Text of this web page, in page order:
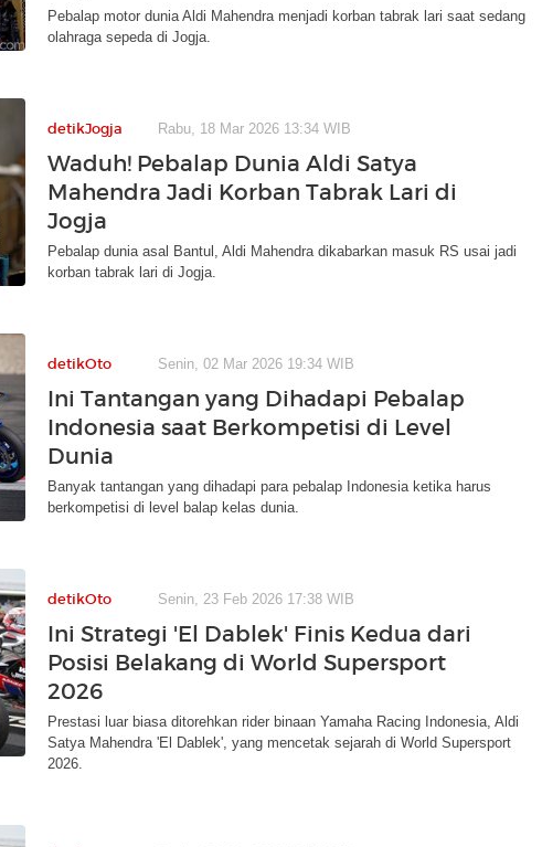
Pebalap motor dunia Aldi Mahendra menjadi korban tabrak lari saat sedang
olahraga sepeda di Jogja.
detikJogja Rabu, 18 Mar 2026 13:34 WIB
Waduh! Pebalap Dunia Aldi Satya
Mahendra Jadi Korban Tabrak Lari di
Jogja
Pebalap dunia asal Bantul, Aldi Mahendra dikabarkan masuk RS usai jadi
korban tabrak lari di Jogja.
detikOto Senin, 02 Mar 2026 19:34 WIB
Ini Tantangan yang Dihadapi Pebalap
Indonesia saat Berkompetisi di Level
Dunia
Banyak tantangan yang dihadapi para pebalap Indonesia ketika harus
berkompetisi di level balap kelas dunia.
detikOto Senin, 23 Feb 2026 17:38 WIB
Ini Strategi 'El Dablek' Finis Kedua dari
Posisi Belakang di World Supersport
2026
Prestasi luar biasa ditorehkan rider binaan Yamaha Racing Indonesia, Aldi
Satya Mahendra 'El Dablek', yang mencetak sejarah di World Supersport
2026.